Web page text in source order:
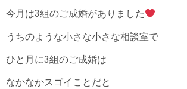
今月は3組のご成婚がありました
うちのような小さな小さな相談室で
ひと月に3組のご成婚は
なかなかスゴイことだと